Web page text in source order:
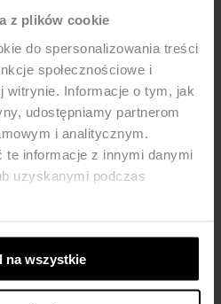
z plików cookie
do spersonalizowania treści
społecznościowe i
witrynie. Informacje o tym, jak
udostępniamy partnerom
i analitycznym.
te informacje z innymi danymi
uzyskanymi podczas
na wszystkie
-71%